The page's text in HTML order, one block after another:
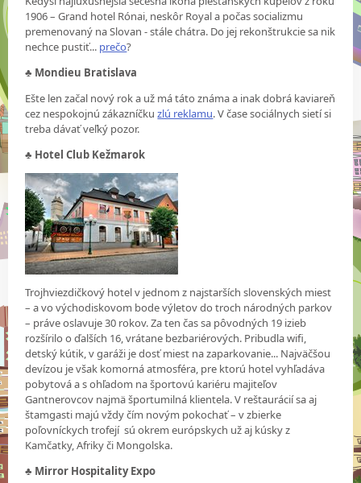
1906 – Grand hotel Rónai, neskôr Royal a počas socializmu
premenovaný na Slovan - stále chátra. Do jej rekonštrukcie sa nik
nechce pustiť... prečo?
♣ Mondieu Bratislava
Ešte len začal nový rok a už má táto známa a inak dobrá kaviareň
cez nespokojnú zákazníčkuzlú reklamu. V čase sociálnych sietí si
treba dávať veľký pozor.
♣ Hotel Club Kežmarok
Trojhviezdičkový hotel v jednom z najstarších slovenských miest
– a vo východiskovom bode výletov do troch národných parkov
– práve oslavuje 30 rokov. Za ten čas sa pôvodných 19 izieb
rozšírilo o ďalších 16, vrátane bezbariérových. Pribudla wifi,
detský kútik, v garáži je dosť miest na zaparkovanie... Najväčšou
devízou je však komorná atmosféra, pre ktorú hotel vyhľadáva
pobytová a s ohľadom na športovú kariéru majiteľov
Gantnerovcov najmä športumilná klientela. V reštaurácií sa aj
štamgasti majú vždy čím novým pokochať – v zbierke
poľovníckych trofejí sú okrem európskych už aj kúsky z
Kamčatky, Afriky či Mongolska.
♣ Mirror Hospitality Expo